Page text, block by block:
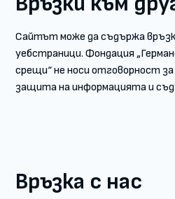
Сайтът може да съдържа
уебстраници. Фондация
срещи“ не носи отговорност
защита на информацията и
Връзка с нас